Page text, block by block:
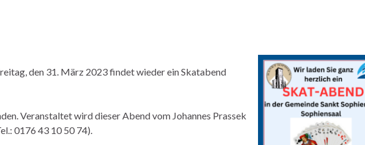
den 31. März 2023 findet wieder ein Skatabend
Veranstaltet wird dieser Abend vom Johannes Prassek
0176 43 10 50 74).